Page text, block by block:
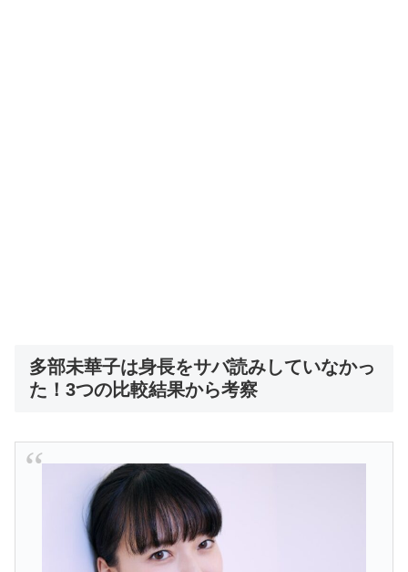
多部未華子は身長をサバ読みしていなかっ
た！3つの比較結果から考察